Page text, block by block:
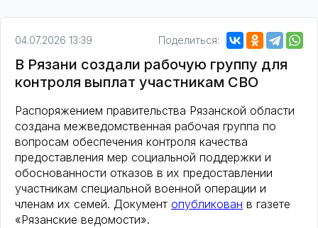
04.07.2026 13:39 Поделиться:
В Рязани создали рабочую группу для
контроля выплат участникам СВО
Распоряжением правительства Рязанской области
создана межведомственная рабочая группа по
вопросам обеспечения контроля качества
предоставления мер социальной поддержки и
обоснованности отказов в их предоставлении
участникам специальной военной операции и
членам их семей. Документ опубликован в газете
«Рязанские ведомости».